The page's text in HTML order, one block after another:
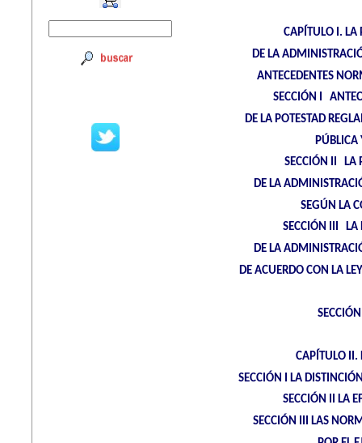
CAPÍTULO I. LA
DE LA
ANTECEDENTES
SECCIÓN I
DE LA POTESTAD
PÚBLICA
SECCIÓN II
LA
DE LA
SEGÚN LA
SECCIÓN III
LA
DE LA
DE ACUERDO CON LA
CAPÍTULO II.
SECCIÓN I LA
SECCIÓN II LA
SECCIÓN III LAS